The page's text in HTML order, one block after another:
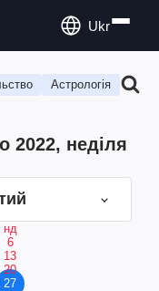
Ukr
Астрологія
2022, неділя
нд
6
13
20
27